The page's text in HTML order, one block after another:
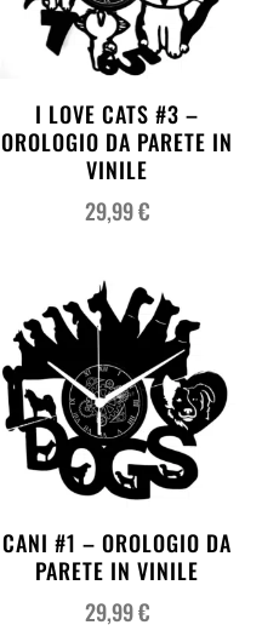
I LOVE CATS #3 –
OROLOGIO DA PARETE IN
VINILE
29,99€
CANI #1 – OROLOGIO DA
PARETE IN VINILE
29,99€